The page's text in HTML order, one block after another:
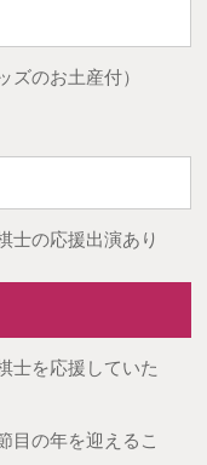
ズのお土産付）
士の応援出演あり
士を応援していた
目の年を迎えるこ